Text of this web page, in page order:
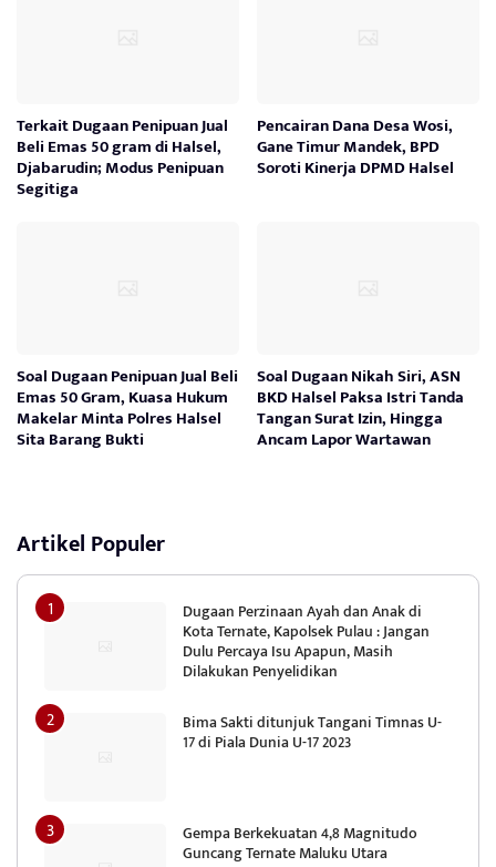
Terkait Dugaan Penipuan Jual
Beli Emas 50 gram di Halsel,
Djabarudin; Modus Penipuan
Segitiga
Pencairan Dana Desa Wosi,
Gane Timur Mandek, BPD
Soroti Kinerja DPMD Halsel
Soal Dugaan Penipuan Jual Beli
Emas 50 Gram, Kuasa Hukum
Makelar Minta Polres Halsel
Sita Barang Bukti
Soal Dugaan Nikah Siri, ASN
BKD Halsel Paksa Istri Tanda
Tangan Surat Izin, Hingga
Ancam Lapor Wartawan
Artikel Populer
Dugaan Perzinaan Ayah dan Anak di
Kota Ternate, Kapolsek Pulau : Jangan
Dulu Percaya Isu Apapun, Masih
Dilakukan Penyelidikan
Bima Sakti ditunjuk Tangani Timnas U-
17 di Piala Dunia U-17 2023
Gempa Berkekuatan 4,8 Magnitudo
Guncang Ternate Maluku Utara